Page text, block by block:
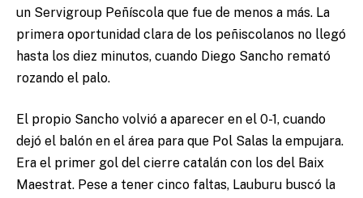
un Servigroup Peñíscola que fue de menos a más. La
primera oportunidad clara de los peñiscolanos no llegó
hasta los diez minutos, cuando Diego Sancho remató
rozando el palo.
El propio Sancho volvió a aparecer en el 0-1, cuando
dejó el balón en el área para que Pol Salas la empujara.
Era el primer gol del cierre catalán con los del Baix
Maestrat. Pese a tener cinco faltas, Lauburu buscó la